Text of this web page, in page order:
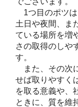
1つ目のポツは
土日や夜間、ま
ている場所を増
さの取得のしや
す。
また、その次
せば取りやすく
を取る意義や、
ときに、質を維